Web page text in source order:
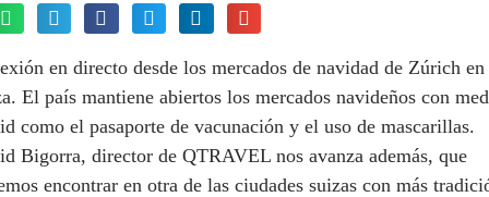
en directo desde los mercados de navidad de Zúrich en
El país mantiene abiertos los mercados navideños con
como el pasaporte de vacunación y el uso de mascarillas.
Bigorra, director de QTRAVEL nos avanza además, que
encontrar en otra de las ciudades suizas con más